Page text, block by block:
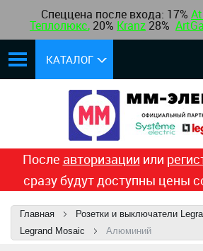
Спеццена после входа: 17%
Теплолюкс, 20% Kranz 28%
КАТАЛОГ
После авторизации или
сразу будут доступны цены
Главная
Розетки и выключатели
Legrand Mosaic
Алюминий